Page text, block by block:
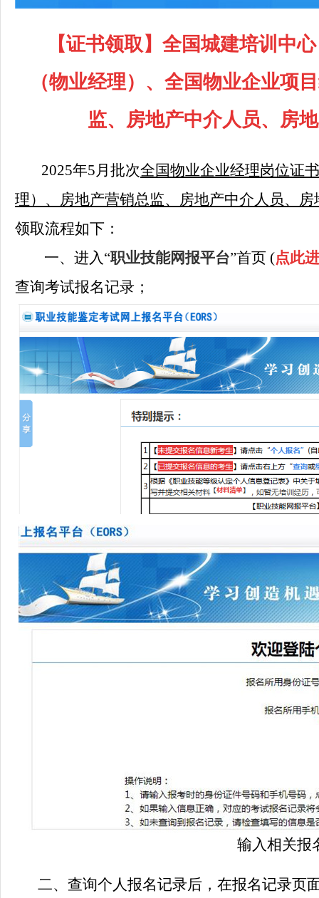
【证书领取】全国城建培训中
（物业经理）、全国物业企业项
监、房地产中介人员、房
2025年5月 批次全国物业企业经理岗位证
理）、房地产营销总监、房地产中介人员、
领取流程如下：
一、进入“职业技能网报平台”首页 (点此
查询考试报名记录；
输入相关报
二、 查询个人报名记录后，在报名记录页